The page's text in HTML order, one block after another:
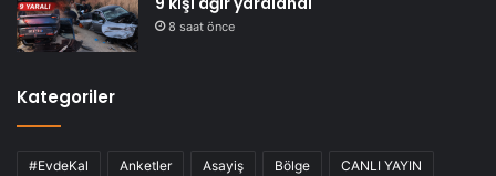
8 saat önce
Kategoriler
#EvdeKal Anketler Asayiş Bölge CANLI YAYIN